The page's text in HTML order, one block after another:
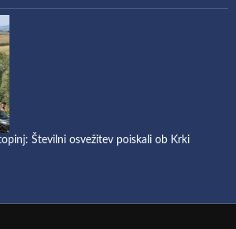
Številni osvežitev poiskali ob Krki